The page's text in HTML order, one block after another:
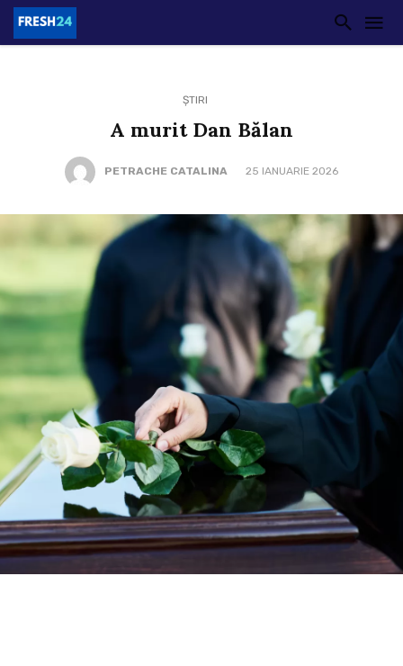
ȘTIRI
A murit Dan Bălan
PETRACHE CATALINA 25 IANUARIE 2026